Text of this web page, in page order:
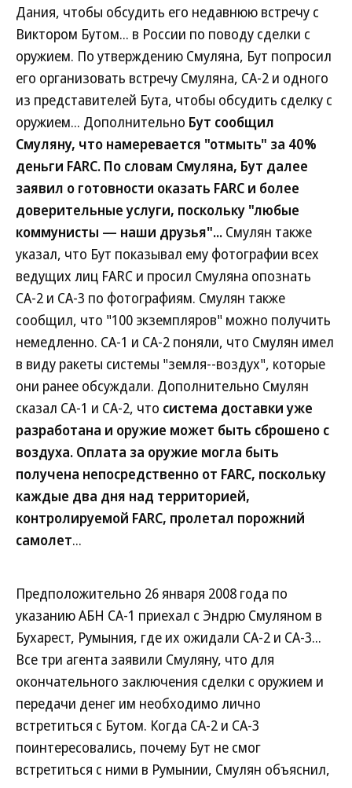
Дания, чтобы обсудить его недавнюю встречу с
Виктором Бутом... в России по поводу сделки с
оружием. По утверждению Смуляна, Бут попросил
его организовать встречу Смуляна, СА-2 и одного
из представителей Бута, чтобы обсудить сделку с
оружием... Дополнительно Бут сообщил
Смуляну, что намеревается "отмыть" за 40%
деньги FARC. По словам Смуляна, Бут далее
заявил о готовности оказать FARC и более
доверительные услуги, поскольку "любые
коммунисты — наши друзья"... Смулян также
указал, что Бут показывал ему фотографии всех
ведущих лиц FARC и просил Смуляна опознать
СА-2 и СА-3 по фотографиям. Смулян также
сообщил, что "100 экземпляров" можно получить
немедленно. СА-1 и СА-2 поняли, что Смулян имел
в виду ракеты системы "земля--воздух", которые
они ранее обсуждали. Дополнительно Смулян
сказал СА-1 и СА-2, что система доставки уже
разработана и оружие может быть сброшено с
воздуха. Оплата за оружие могла быть
получена непосредственно от FARC, поскольку
каждые два дня над территорией,
контролируемой FARC, пролетал порожний
самолет...
Предположительно 26 января 2008 года по
указанию АБН СА-1 приехал с Эндрю Смуляном в
Бухарест, Румыния, где их ожидали СА-2 и СА-3...
Все три агента заявили Смуляну, что для
окончательного заключения сделки с оружием и
передачи денег им необходимо лично
встретиться с Бутом. Когда СА-2 и СА-3
поинтересовались, почему Бут не смог
встретиться с ними в Румынии, Смулян объяснил,